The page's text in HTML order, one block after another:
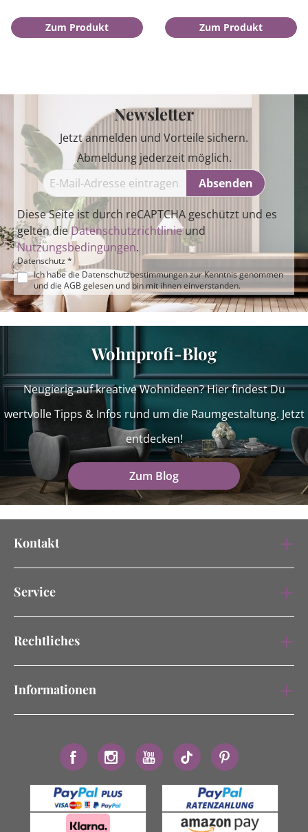
Zum Produkt Zum Produkt
Newsletter
Jetzt anmelden und Vorteile sichern.
Abmeldung jederzeit möglich.
Absenden
Diese Seite ist durch reCAPTCHA geschützt und es
gelten dieDatenschutzrichtlinieund
Nutzungsbedingungen.
Datenschutz *
Ich habe die Datenschutzbestimmungenzur Kenntnis genommen
und die AGB gelesen und bin mit ihnen einverstanden.
Wohnprofi-Blog
Neugierig auf kreative Wohnideen? Hier findest Du
wertvolle Tipps & Infos rund um die Raumgestaltung. Jetzt
entdecken!
Zum Blog
Kontakt
Service
Rechtliches
Informationen